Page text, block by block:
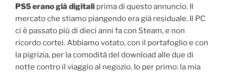
PS5 erano già digitali prima di questo annuncio. Il
mercato che stiamo piangendo era già residuale. Il PC
ci è passato più di dieci anni fa con Steam, e non
ricordo cortei. Abbiamo votato, con il portafoglio e con
la pigrizia, per la comodità del download alle due di
notte contro il viaggio al negozio. Io per primo: la mia